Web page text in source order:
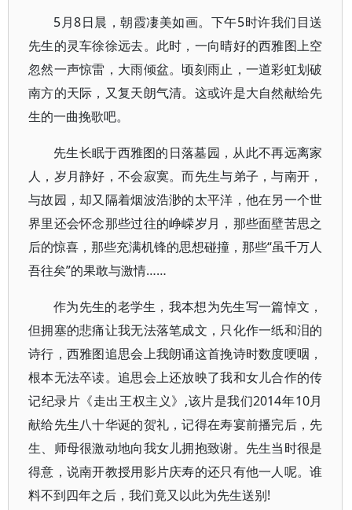
5月8日晨，朝霞凄美如画。下午5时许我们目送
先生的灵车徐徐远去。此时，一向晴好的西雅图上空
忽然一声惊雷，大雨倾盆。顷刻雨止，一道彩虹划破
南方的天际，又复天朗气清。这或许是大自然献给先
生的一曲挽歌吧。
先生长眠于西雅图的日落墓园，从此不再远离家
人，岁月静好，不会寂寞。而先生与弟子，与南开，
与故园，却又隔着烟波浩渺的太平洋，他在另一个世
界里还会怀念那些过往的峥嵘岁月，那些面壁苦思之
后的惊喜，那些充满机锋的思想碰撞，那些“虽千万人
吾往矣”的果敢与激情……
作为先生的老学生，我本想为先生写一篇悼文，
但拥塞的悲痛让我无法落笔成文，只化作一纸和泪的
诗行，西雅图追思会上我朗诵这首挽诗时数度哽咽，
根本无法卒读。追思会上还放映了我和女儿合作的传
记纪录片《走出王权主义》,该片是我们2014年10月
献给先生八十华诞的贺礼，记得在寿宴前播完后，先
生、师母很激动地向我女儿拥抱致谢。先生当时很是
得意，说南开教授用影片庆寿的还只有他一人呢。谁
料不到四年之后，我们竟又以此为先生送别!